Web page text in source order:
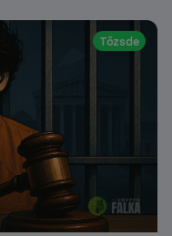
Tőzsde